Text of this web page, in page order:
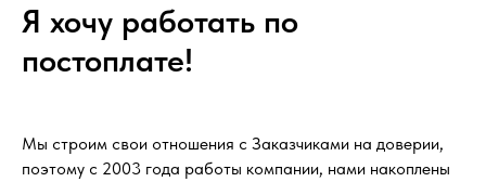
Я хочу работать по
постоплате!
Мы строим свои отношения с Заказчиками на доверии,
поэтому с 2003 года работы компании, нами накоплены